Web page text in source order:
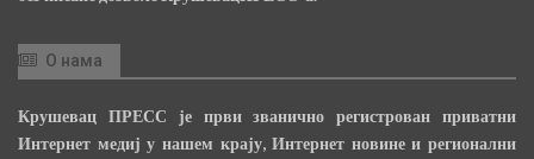
О нама
Крушевац ПРЕСС је први званично регистрован приватни
Интернет медиј у нашем крају, Интернет новине и регионални